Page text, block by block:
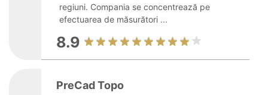
regiuni. Compania se concentrează pe
efectuarea de măsurători ...
8.9
PreCad Topo